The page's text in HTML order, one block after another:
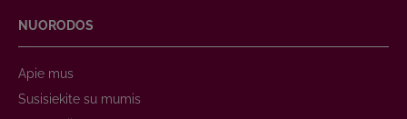
NUORODOS
Apie mus
Susisiekite su mumis